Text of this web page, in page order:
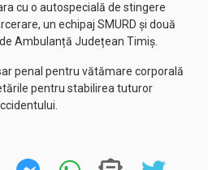
cu o autospecială de stingere
un echipaj SMURD și două
Ambulanță Județean Timiș.
penal pentru vătămare corporală
pentru stabilirea tuturor